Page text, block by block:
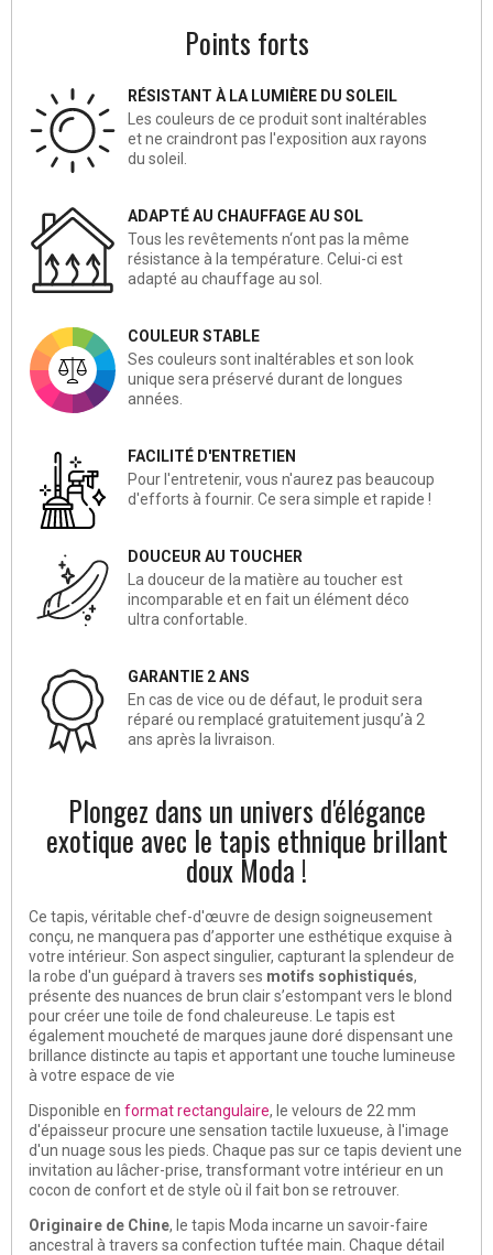
Points forts
RÉSISTANT À LA LUMIÈRE DU SOLEIL
Les couleurs de ce produit sont inaltérables
et ne craindront pas l'exposition aux rayons
du soleil.
ADAPTÉ AU CHAUFFAGE AU SOL
Tous les revêtements n‘ont pas la même
résistance à la température. Celui-ci est
adapté au chauffage au sol.
COULEUR STABLE
Ses couleurs sont inaltérables et son look
unique sera préservé durant de longues
années.
FACILITÉ D'ENTRETIEN
Pour l'entretenir, vous n'aurez pas beaucoup
d'efforts à fournir. Ce sera simple et rapide !
DOUCEUR AU TOUCHER
La douceur de la matière au toucher est
incomparable et en fait un élément déco
ultra confortable.
GARANTIE 2 ANS
En cas de vice ou de défaut, le produit sera
réparé ou remplacé gratuitement jusqu’à 2
ans après la livraison.
Plongez dans un univers d'élégance
exotique avec le tapis ethnique brillant
doux Moda !
Ce tapis, véritable chef-d'œuvre de design soigneusement
conçu, ne manquera pas d’apporter une esthétique exquise à
votre intérieur. Son aspect singulier, capturant la splendeur de
la robe d'un guépard à travers ses motifs sophistiqués,
présente des nuances de brun clair s’estompant vers le blond
pour créer une toile de fond chaleureuse. Le tapis est
également moucheté de marques jaune doré dispensant une
brillance distincte au tapis et apportant une touche lumineuse
à votre espace de vie
Disponible en format rectangulaire, le velours de 22 mm
d'épaisseur procure une sensation tactile luxueuse, à l'image
d'un nuage sous les pieds. Chaque pas sur ce tapis devient une
invitation au lâcher-prise, transformant votre intérieur en un
cocon de confort et de style où il fait bon se retrouver.
Originaire de Chine, le tapis Moda incarne un savoir-faire
ancestral à travers sa confection tuftée main. Chaque détail